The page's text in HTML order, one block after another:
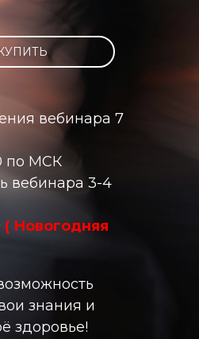
вебинара 7
по МСК
вебинара 3-4
( Новогодняя
знания и
здоровье!